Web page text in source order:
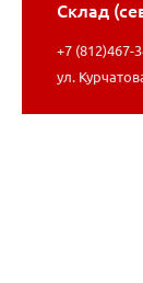
Склад
+7 (812)467-
ул.